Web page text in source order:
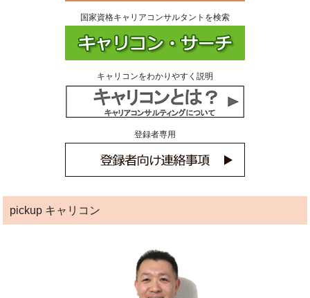
国家資格キャリアコンサルタントを検索
キャリコンをわかりやすく説明
登録者専用
pickup キャリコン